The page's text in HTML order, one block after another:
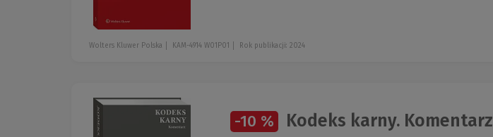
Wolters Kluwer Polska KAM-4914 W01P01 Rok publikacji: 2024
-10 % Kodeks karny. Komentarz